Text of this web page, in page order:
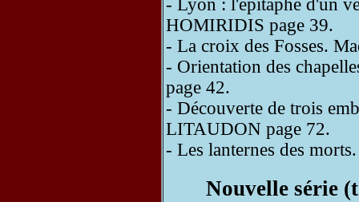
- Lyon : l'épitaphe d'un
HOMIRIDIS page 39.
- La croix des Fosses.
- Orientation des
page 42.
- Découverte de trois
LITAUDON page 72.
- Les lanternes des
Nouvelle série